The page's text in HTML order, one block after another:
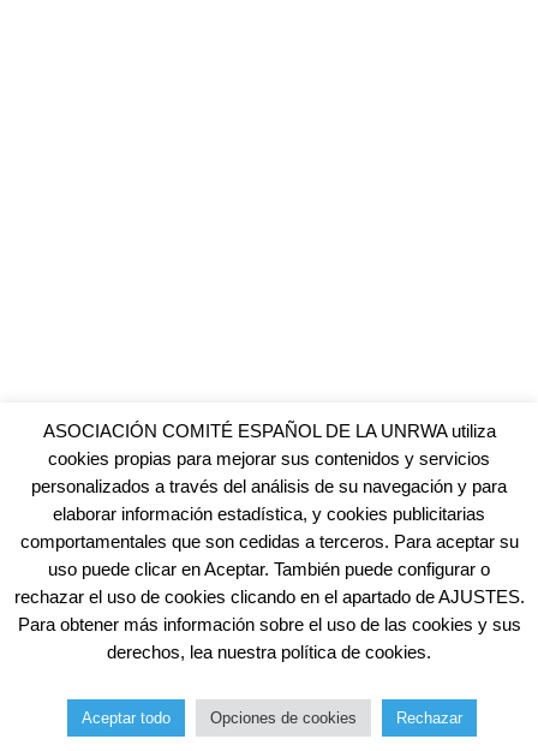
ASOCIACIÓN COMITÉ ESPAÑOL DE LA UNRWA utiliza
cookies propias para mejorar sus contenidos y servicios
personalizados a través del análisis de su navegación y para
elaborar información estadística, y cookies publicitarias
comportamentales que son cedidas a terceros. Para aceptar su
uso puede clicar en Aceptar. También puede configurar o
rechazar el uso de cookies clicando en el apartado de AJUSTES.
Para obtener más información sobre el uso de las cookies y sus
derechos, lea nuestra política de cookies.
Aceptar todo Opciones de cookies Rechazar